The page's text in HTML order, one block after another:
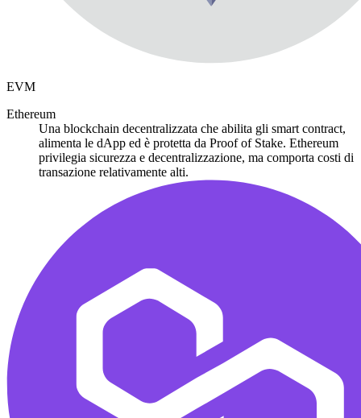
EVM
Ethereum
Una blockchain decentralizzata che abilita gli smart contract,
alimenta le dApp ed è protetta da Proof of Stake. Ethereum
privilegia sicurezza e decentralizzazione, ma comporta costi di
transazione relativamente alti.